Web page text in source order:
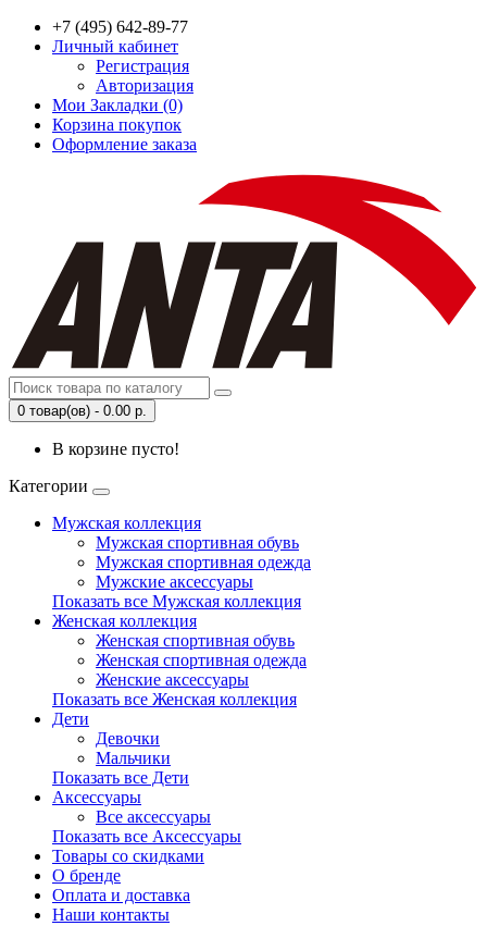
+7 (495) 642-89-77
Личный кабинет
Регистрация
Авторизация
Мои Закладки (0)
Корзина покупок
Оформление заказа
0 товар(ов) - 0.00 р.
В корзине пусто!
Категории
Мужская коллекция
Мужская спортивная обувь
Мужская спортивная одежда
Мужские аксессуары
Показать все Мужская коллекция
Женская коллекция
Женская спортивная обувь
Женская спортивная одежда
Женские аксессуары
Показать все Женская коллекция
Дети
Девочки
Мальчики
Показать все Дети
Аксессуары
Все аксессуары
Показать все Аксессуары
Товары со скидками
О бренде
Оплата и доставка
Наши контакты